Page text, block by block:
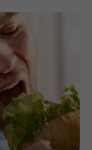
de slăbire.
"nu" și